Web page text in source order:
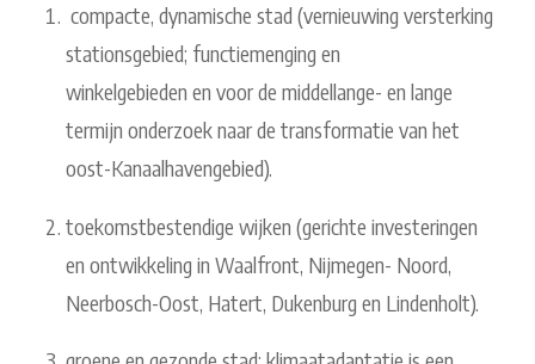
compacte, dynamische stad (vernieuwing versterking
stationsgebied; functiemenging en
winkelgebieden en voor de middellange- en lange
termijn onderzoek naar de transformatie van het
oost-Kanaalhavengebied).
toekomstbestendige wijken (gerichte investeringen
en ontwikkeling in Waalfront, Nijmegen- Noord,
Neerbosch-Oost, Hatert, Dukenburg en Lindenholt).